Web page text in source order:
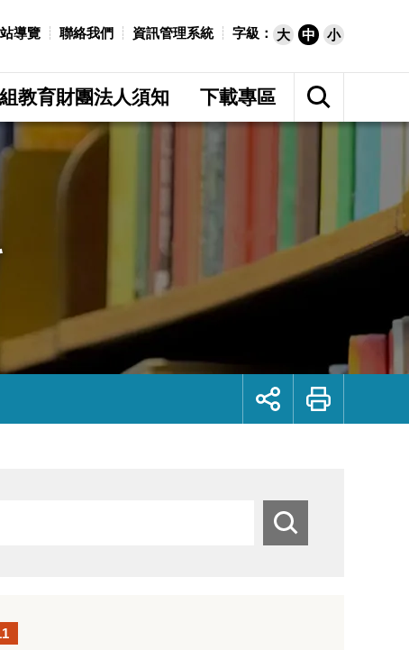
導覽 聯絡我們 資訊管理系統 字級： 大 中 小
教育財團法人須知 下載專區
展
開
網
站
尋
展
鈕
列
搜
尋